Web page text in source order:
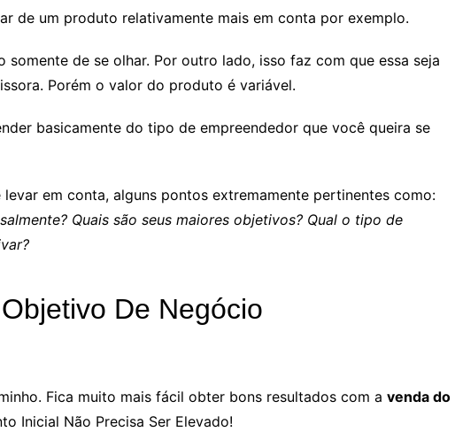
de um produto relativamente mais em conta por exemplo.
somente de se olhar. Por outro lado, isso faz com que essa seja
Porém o valor do produto é variável.
basicamente do tipo de empreendedor que você queira se
em conta, alguns pontos extremamente pertinentes como:
Quais são seus maiores objetivos? Qual o tipo de
De Negócio
Fica muito mais fácil obter bons resultados com a venda do
Inicial Não Precisa Ser Elevado!